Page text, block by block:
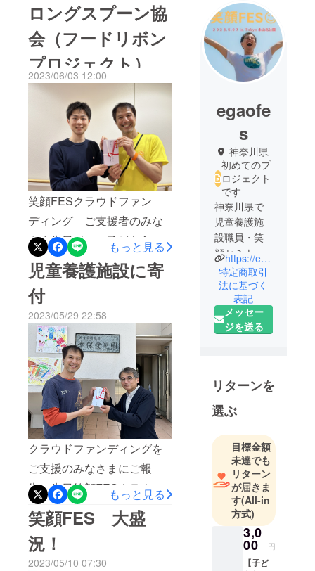
ロングスプーン協
会（フードリボン
プロジェクト）に
寄付
2023/06/03 12:00
笑顔FESクラウドファン
ディング ご支援者のみな
さま先日5/31に子ども食堂
を全国で１００か所以上運
営している「ロングスプー
ン協会」理事の加藤紘章さ
んに笑顔FESクラウドファ
ンディングの余剰金の一部
を寄付させて頂きました。
全国で「フードリボンプロ
ジェクト」として、飲食店
の開店時間にいつでも子ど
もたちが無料でご飯を食べ
られる仕組みを広めてい
て、その想いに共感した飲
食店が参加し、お客様が一
口\300でリボンを購入する
ことで子どもたちに一食分
のご飯が提供されるという
もっと見る
児童養護施設に寄
付
2023/05/29 22:58
クラウドファンディングを
ご支援のみなさまにご報
告。先日笑顔FESクラウド
ファンディングで行った笑
顔FES。収支を計算後にプ
ラスになった金額の一部を
児童養護施設に寄付しまし
もっと見る
笑顔FES 大盛
況！
2023/05/10 07:30
egaofe
s
神奈川県
初めてのプ
ロジェクト
です
神奈川県で
児童養護施
設職員・笑
顔セミナー
講師をして
いる奈良隆
寛です！！
僕には中学
数年前に娘
が「自分に
自信がな
ポツリとつ
ぶやき、僕
の膝の上で
ポロポロと
泣きまし
た。その心
の痛みがひ
しひしと
伝ってきて
https://egaofes.hp.peraichi.com
特定商取引
法に基づく
表記
メッセー
ジを送る
リターンを
選ぶ
目標金額
未達でも
リターン
が届きま
す(All-in
方式)
3,0
00 円
【子ど